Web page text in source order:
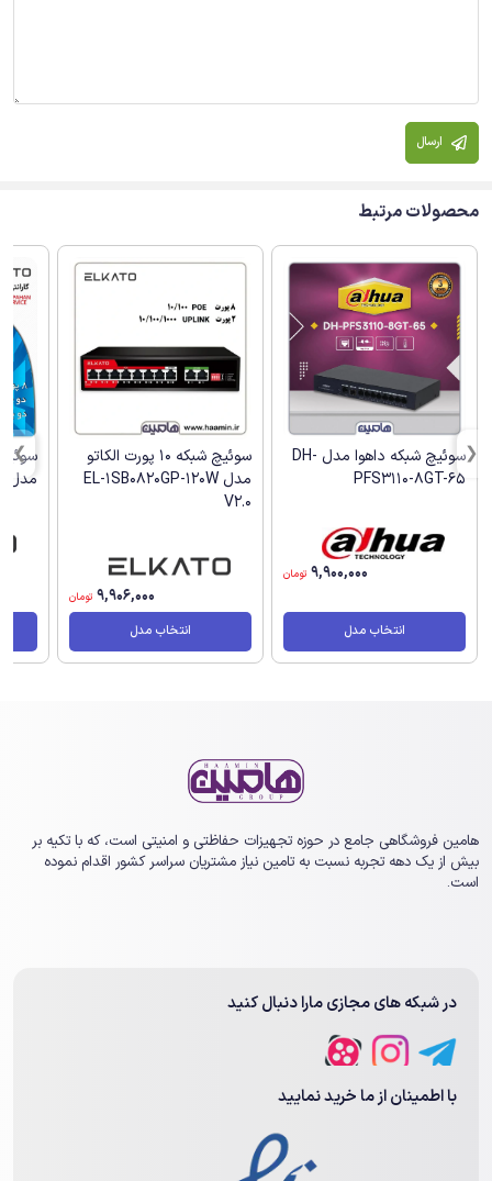
ارسال
محصولات مرتبط
سوئیچ شبکه داهوا مدل DH-
PFS3110-8GT-65
9,900,000 تومان
انتخاب مدل
سوئیچ شبکه 10 پورت الکاتو
مدل EL-1SB0820GP-120W
V2.0
9,906,000 تومان
انتخاب مدل
مدل EL-1SG0822GP-120W
هامین فروشگاهی جامع در حوزه تجهیزات حفاظتی و امنیتی است، که با تکیه بر
بیش از یک ‏دهه تجربه نسبت به تامین نیاز مشتریان سراسر کشور اقدام نموده
است.
در شبکه های مجازی مارا دنبال کنید
با اطمینان از ما خرید نمایید